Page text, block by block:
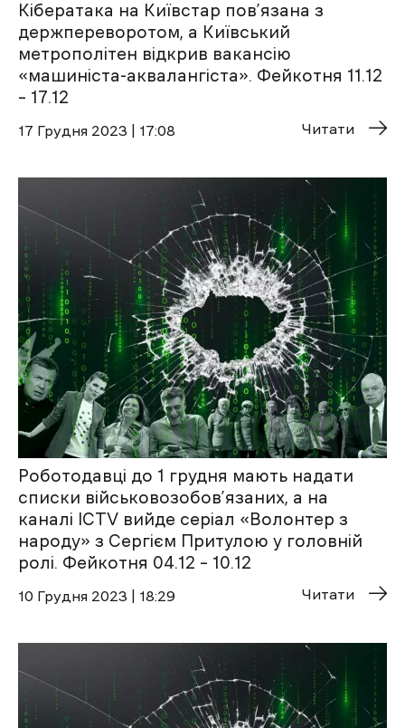
Кібератака на Київстар пов’язана з
держпереворотом, а Київський
метрополітен відкрив вакансію
«машиніста-аквалангіста». Фейкотня 11.12
– 17.12
17 Грудня 2023 | 17:08 Читати
Роботодавці до 1 грудня мають надати
списки військовозобов’язаних, а на
каналі ICTV вийде серіал «Волонтер з
народу» з Сергієм Притулою у головній
ролі. Фейкотня 04.12 – 10.12
10 Грудня 2023 | 18:29 Читати